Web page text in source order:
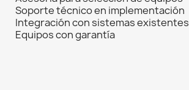
Soporte técnico en implementación
Integración con sistemas existentes
Equipos con garantía